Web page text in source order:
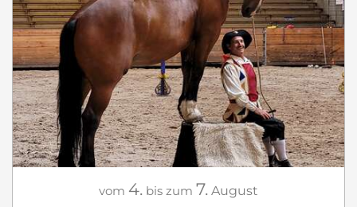
vom 4. bis zum 7. August